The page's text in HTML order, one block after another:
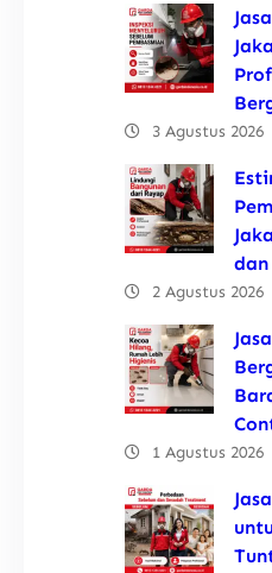
3 Agustus 2026
2 Agustus 2026
1 Agustus 2026